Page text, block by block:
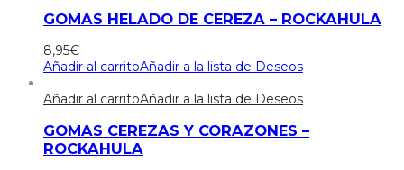
GOMAS HELADO DE CEREZA – ROCKAHULA
8,95€
Añadir al carritoAñadir a la lista de Deseos
Añadir al carritoAñadir a la lista de Deseos
GOMAS CEREZAS Y CORAZONES –
ROCKAHULA